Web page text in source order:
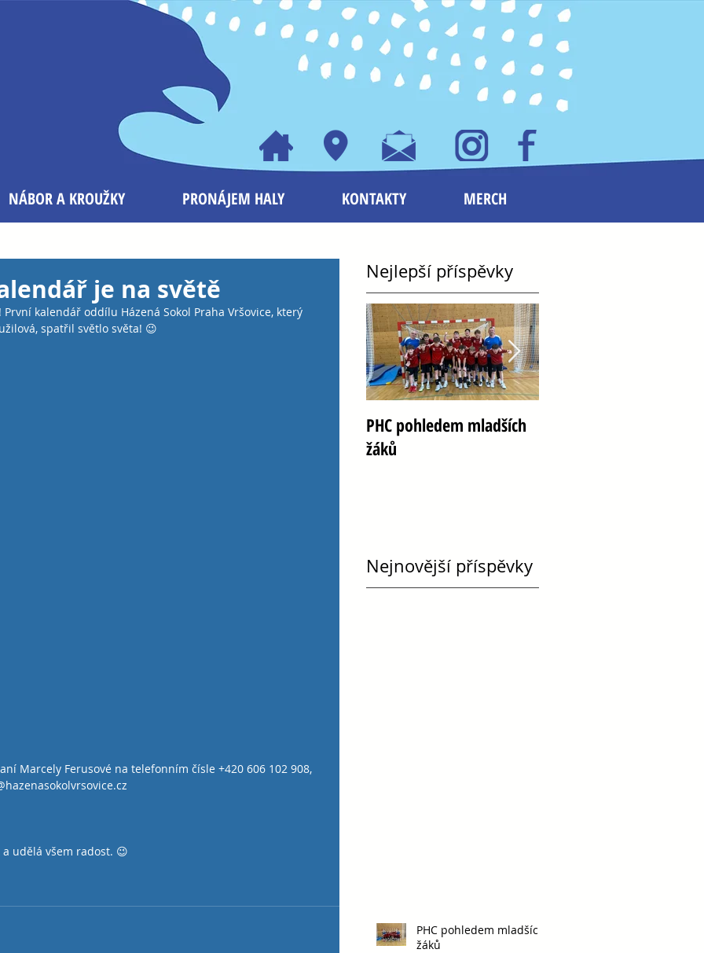
NÁBOR A KROUŽKY PRONÁJEM HALY KONTAKTY MERCH
je na světě
kalendář oddílu Házená Sokol Praha Vršovice, který
spatřil světlo světa! 😉
Marcely Ferusové na telefonním čísle +420 606 102 908,
udělá všem radost. 😉
Nejlepší příspěvky
PHC pohledem mladších
žáků
Nejnovější příspěvky
PHC pohledem mladších
žáků